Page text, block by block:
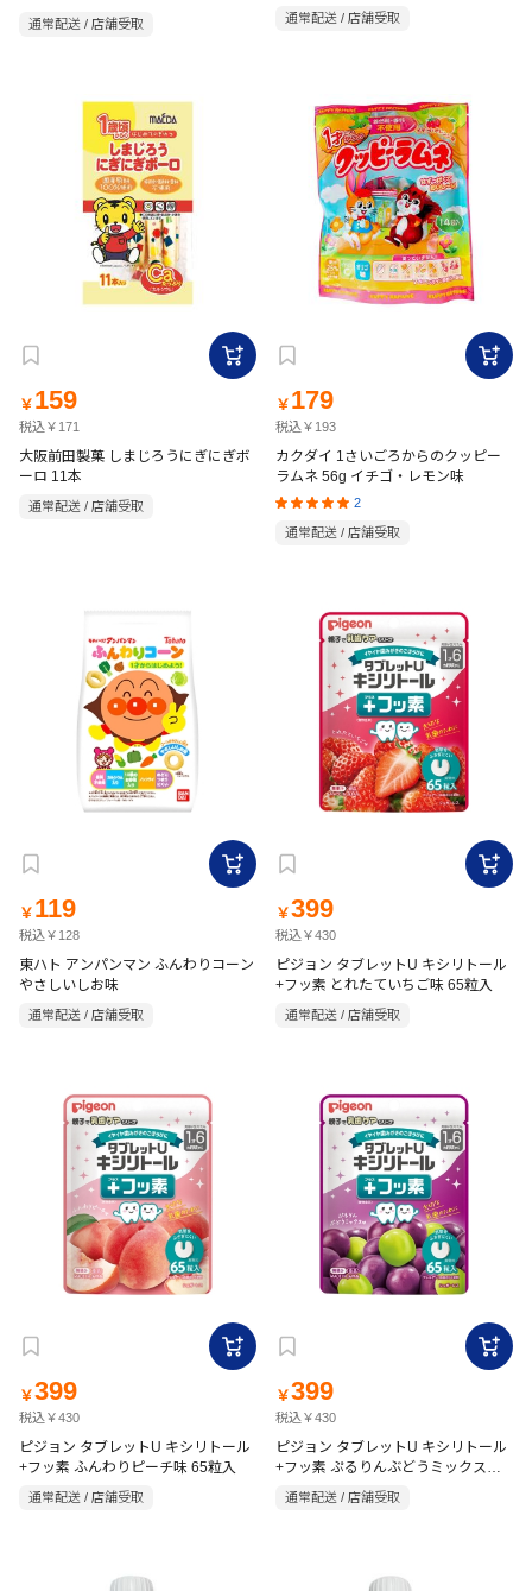
通常配送 / 店舗受取 通常配送 / 店舗受取
￥ 159
税込￥171
大阪前田製菓 しまじろうにぎにぎボ
ーロ 11本
通常配送 / 店舗受取
￥ 179
税込￥193
カクダイ 1さいごろからのクッピー
ラムネ 56g イチゴ・レモン味
2
通常配送 / 店舗受取
￥ 119
税込￥128
東ハト アンパンマン ふんわりコーン
やさしいしお味
通常配送 / 店舗受取
￥399
税込￥430
ピジョン タブレットU キシリトール
+フッ素 とれたていちご味 65粒入
通常配送 / 店舗受取
￥399
税込￥430
ピジョン タブレットU キシリトール
+フッ素 ふんわりピーチ味 65粒入
通常配送 / 店舗受取
￥399
税込￥430
ピジョン タブレットU キシリトール
+フッ素 ぷるりんぶどうミックス味
65粒入
通常配送 / 店舗受取